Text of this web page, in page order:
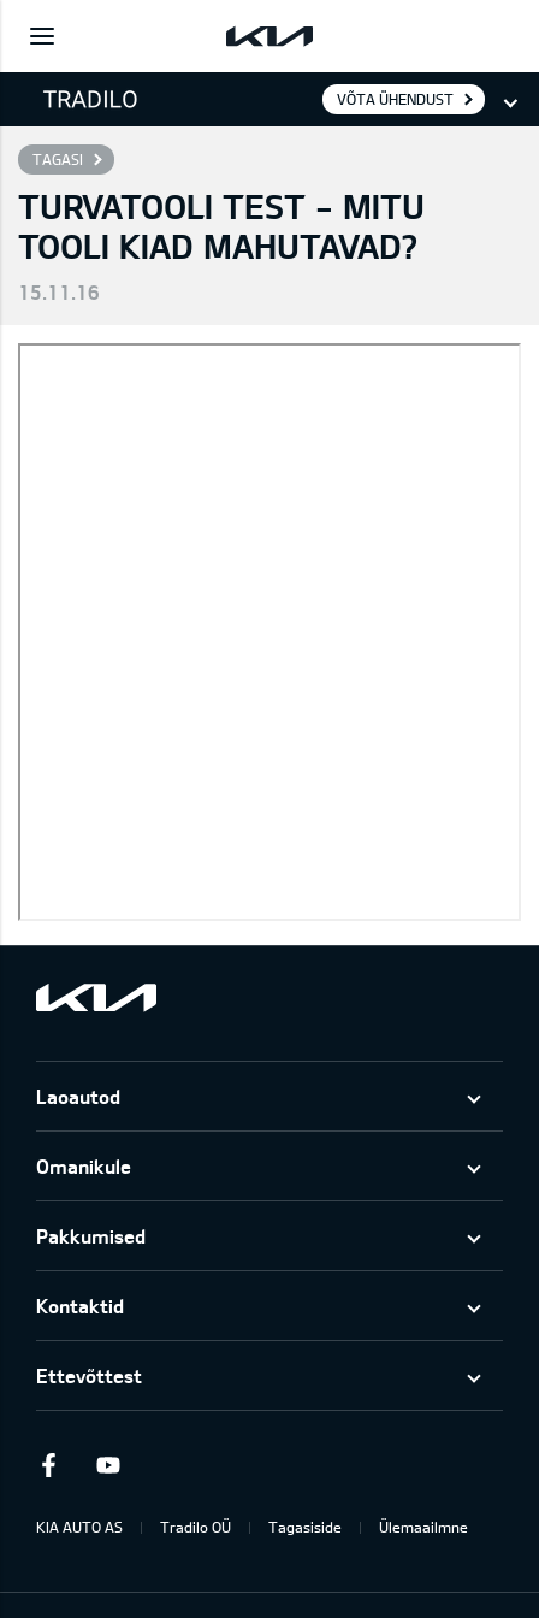
VÕTA ÜHENDUST
TAGASI
TURVATOOLI TEST - MITU
TOOLI KIAD MAHUTAVAD?
15.11.16
Laoautod
Omanikule
Pakkumised
Kontaktid
Ettevõttest
Facebook
KIA AUTO AS Tradilo OÜ Tagasiside Ülemaailmne